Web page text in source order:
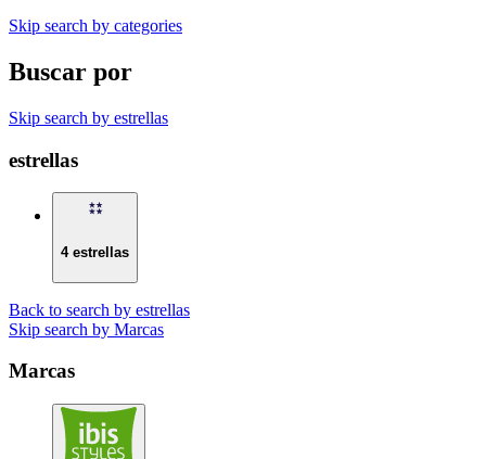
Skip search by categories
Buscar por
Skip search by estrellas
estrellas
4 estrellas
Back to search by estrellas
Skip search by Marcas
Marcas